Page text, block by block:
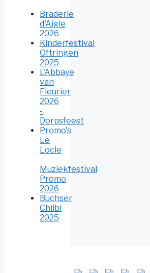
Braderie
d'Aigle
2026
Kinderfestival
Oftringen
2025
L'Abbaye
van
Fleurier
2026
-
Dorpsfeest
Promo's
Le
Locle
-
Muziekfestival
Promo
2026
Buchser
Chilbi
2025